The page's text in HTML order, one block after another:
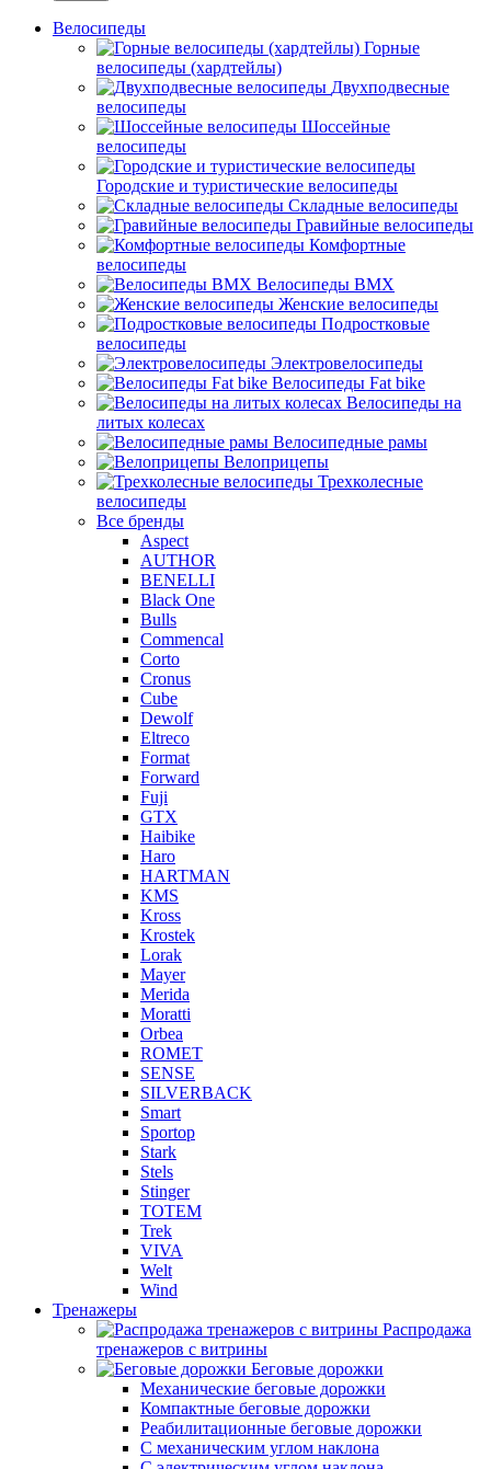
Велосипеды
Горные
велосипеды (хардтейлы)
Двухподвесные
велосипеды
Шоссейные
велосипеды
Городские и туристические велосипеды
Складные велосипеды
Гравийные велосипеды
Комфортные
велосипеды
Велосипеды BMX
Женские велосипеды
Подростковые
велосипеды
Электровелосипеды
Велосипеды Fat bike
Велосипеды на
литых колесах
Велосипедные рамы
Велоприцепы
Трехколесные
велосипеды
Все бренды
Aspect
AUTHOR
BENELLI
Black One
Bulls
Commencal
Corto
Cronus
Cube
Dewolf
Eltreco
Format
Forward
Fuji
GTX
Haibike
Haro
HARTMAN
KMS
Kross
Krostek
Lorak
Mayer
Merida
Moratti
Orbea
ROMET
SENSE
SILVERBACK
Smart
Sportop
Stark
Stels
Stinger
TOTEM
Trek
VIVA
Welt
Wind
Тренажеры
Распродажа
тренажеров с витрины
Беговые дорожки
Механические беговые дорожки
Компактные беговые дорожки
Реабилитационные беговые дорожки
С механическим углом наклона